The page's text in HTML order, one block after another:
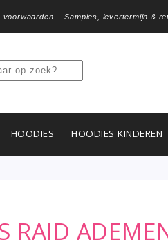
voorwaarden Samples, levertermijn &
HOODIES HOODIES KINDEREN
RAID